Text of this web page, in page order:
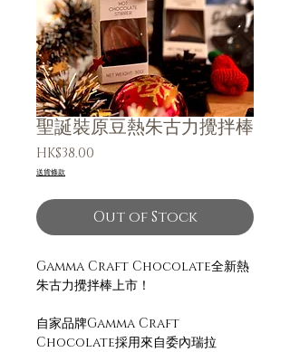
聖誕裝原豆熱朱古力攪拌棒
HK$38.00
送貨條款
Out of Stock
Gamma Craft Chocolate全新熱
朱古力攪拌棒上市！
自家品牌Gamma Craft
Chocolate採用來自委內瑞拉